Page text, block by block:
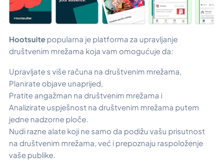
Hootsuite popularna je platforma za upravljanje
društvenim mrežama koja vam omogućuje da:
Upravljate s više računa na društvenim mrežama,
Planirate objave unaprijed,
Pratite angažman na društvenim mrežama i
Analizirate uspješnost na društvenim mrežama putem
jedne nadzorne ploče.
Nudi razne alate koji ne samo da podižu vašu prisutnost
na društvenim mrežama, već i prepoznaju raspoloženje
vaše publike.